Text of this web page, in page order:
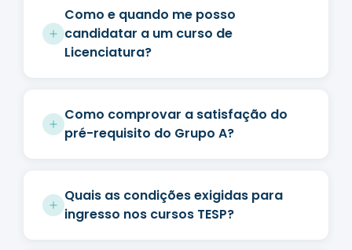
Como e quando me posso
candidatar a um curso de
Licenciatura?
Como comprovar a satisfação do
pré-requisito do Grupo A?
Quais as condições exigidas para
ingresso nos cursos TESP?